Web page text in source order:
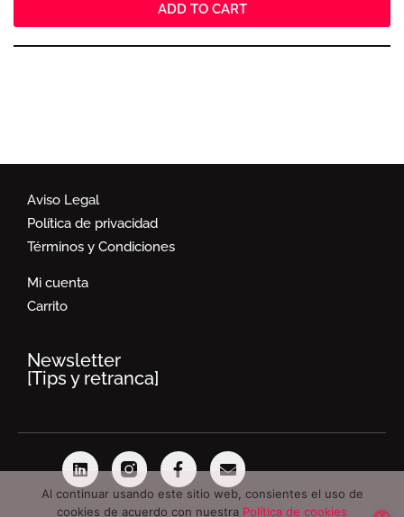
ADD TO CART
Aviso Legal
Política de privacidad
Términos y Condiciones
Mi cuenta
Carrito
Newsletter
[Tips y retranca]
Al continuar usando este sitio web, consientes el uso de
cookies de acuerdo con nuestra Política de cookies